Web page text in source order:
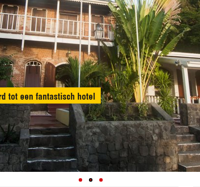
tot een fantastisch hotel